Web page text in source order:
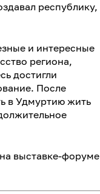
республику,
и интересные
региона,
достигли
После
в Удмуртию жить
выставке-форуме